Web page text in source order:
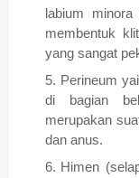
labium
membentuk
yang sangat
Perineum
di bagian
merupakan
dan anus.
Himen